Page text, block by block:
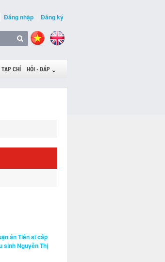
Đăng nhập Đăng ký
TẠP CHÍ HỎI - ĐÁP
án Tiến sĩ cấp
sinh Nguyễn Thị